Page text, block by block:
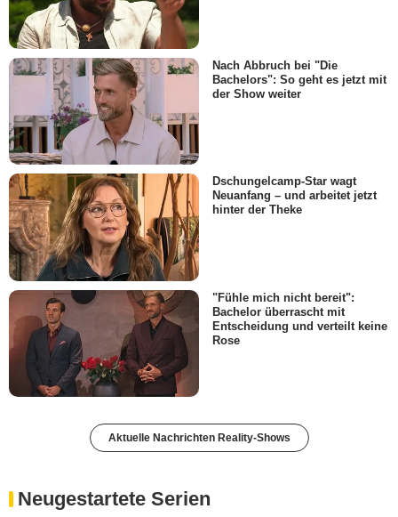
Nach Abbruch bei "Die
Bachelors": So geht es jetzt mit
der Show weiter
Dschungelcamp-Star wagt
Neuanfang – und arbeitet jetzt
hinter der Theke
"Fühle mich nicht bereit":
Bachelor überrascht mit
Entscheidung und verteilt keine
Rose
Aktuelle Nachrichten Reality-Shows
Neugestartete Serien